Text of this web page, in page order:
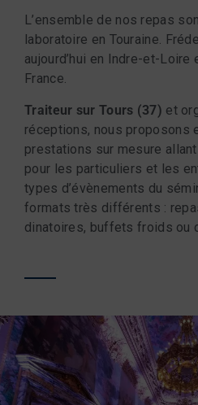
L’ensemble de nos repas
laboratoire en Touraine.
aujourd’hui en Indre-et-Loire
France.
Traiteur sur Tours (37) et
réceptions, nous proposons
prestations sur mesure
pour les particuliers et les
types d’évènements du
formats très différents :
dinatoires, buffets froids ou